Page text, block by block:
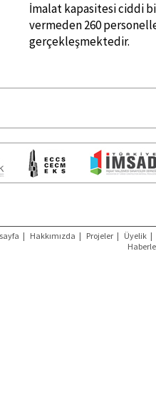
İmalat kapasitesi ciddi
vermeden 260
gerçekleşmektedir.
| Hakkımızda | Projeler | Üyelik |